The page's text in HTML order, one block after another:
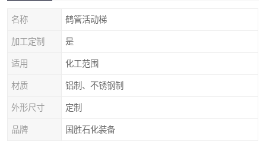
名称 鹤管活动梯
加工定制 是
适用 化工范围
材质 铝制、不锈钢制
外形尺寸 定制
品牌 国胜石化装备